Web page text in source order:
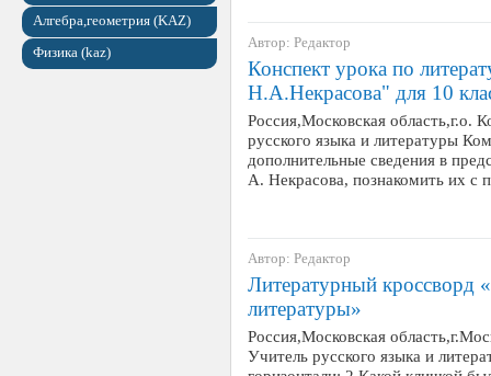
Алгебра,геометрия (KAZ)
Физика (kaz)
Автор: Редактор
Конспект урока по
Н.А.Некрасова" для 10
Россия,Московская
русского языка и литературы
дополнительные сведения в
А. Некрасова, познакомить их
Автор: Редактор
Литературный кроссворд
литературы»
Россия,Московская
Учитель русского языка и